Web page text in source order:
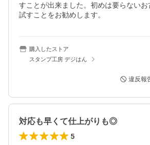
すことが出来ました。初めは要らない
試すことをお勧めします。
購入したストア
スタンプ工房 デジはん
違反報
対応も早くて仕上がりも◎
5